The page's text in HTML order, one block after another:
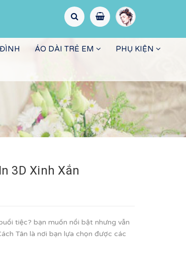
ÁO DÀI TRẺ EM PHỤ KIỆN
3D Xinh Xắn
tiệc? bạn muốn nổi bật nhưng vẫn
Tân là nơi bạn lựa chọn được các